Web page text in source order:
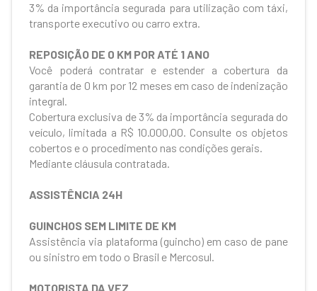
3% da importância segurada para utilização com táxi,
transporte executivo ou carro extra.
REPOSIÇÃO DE 0 KM POR ATÉ 1 ANO
Você poderá contratar e estender a cobertura da
garantia de 0 km por 12 meses em caso de indenização
integral.
Cobertura exclusiva de 3% da importância segurada do
veículo, limitada a R$ 10.000,00. Consulte os objetos
cobertos e o procedimento nas condições gerais.
Mediante cláusula contratada.
ASSISTÊNCIA 24H
GUINCHOS SEM LIMITE DE KM
Assistência via plataforma (guincho) em caso de pane
ou sinistro em todo o Brasil e Mercosul.
MOTORISTA DA VEZ